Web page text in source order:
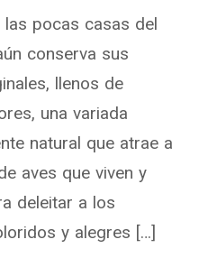
pocas casas del
conserva sus
llenos de
una variada
natural que atrae a
aves que viven y
deleitar a los
y alegres […]